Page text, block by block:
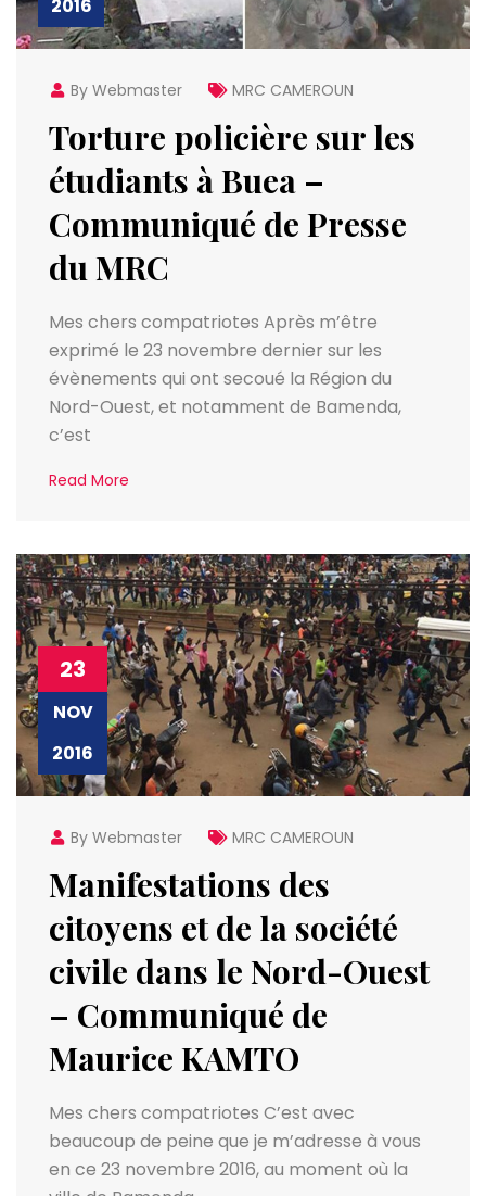
2016
By Webmaster MRC CAMEROUN
Torture policière sur les
étudiants à Buea –
Communiqué de Presse
du MRC
Mes chers compatriotes Après m’être
exprimé le 23 novembre dernier sur les
évènements qui ont secoué la Région du
Nord-Ouest, et notamment de Bamenda,
c’est
Read More
23
NOV
2016
By Webmaster MRC CAMEROUN
Manifestations des
citoyens et de la société
civile dans le Nord-Ouest
– Communiqué de
Maurice KAMTO
Mes chers compatriotes C’est avec
beaucoup de peine que je m’adresse à vous
en ce 23 novembre 2016, au moment où la